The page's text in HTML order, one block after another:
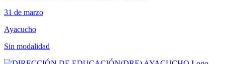
31 de marzo
Ayacucho
Sin modalidad